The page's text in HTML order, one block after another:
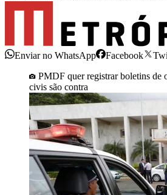
Enviar no WhatsApp Facebook
PMDF quer registrar boletins de
civis são contra